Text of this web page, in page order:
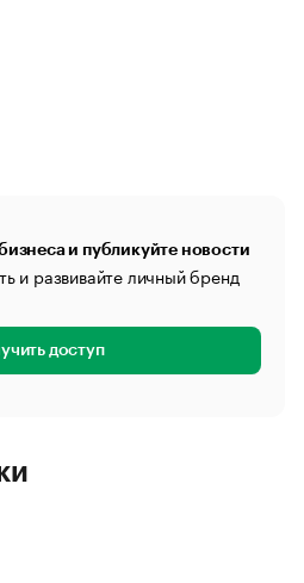
и публикуйте новости
и развивайте личный бренд
доступ